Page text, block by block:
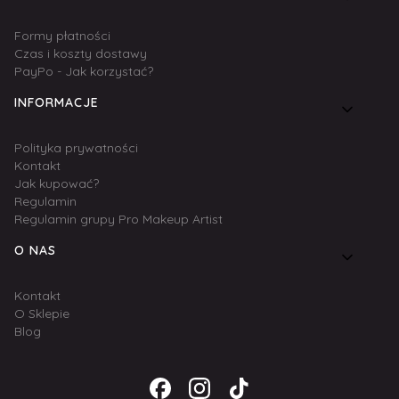
Formy płatności
Czas i koszty dostawy
PayPo - Jak korzystać?
INFORMACJE
Polityka prywatności
Kontakt
Jak kupować?
Regulamin
Regulamin grupy Pro Makeup Artist
O NAS
Kontakt
O Sklepie
Blog